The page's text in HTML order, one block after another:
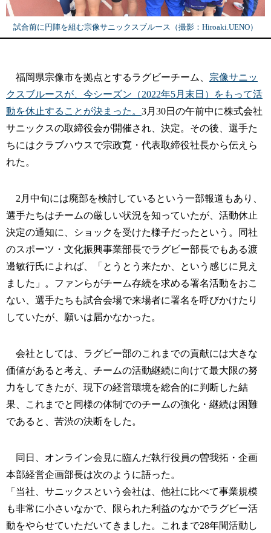
試合前に円陣を組む宗像サニックスブルース（撮影：Hiroaki.UENO）
福岡県宗像市を拠点とするラグビーチーム、 宗像サニッ
クスブルースが、今シーズン（2022年5月末日）をもって活
動を休止することが決まった。 3月30日の午前中に株式会社
サニックスの取締役会が開催され、決定。その後、選手た
ちにはクラブハウスで宗政寛・代表取締役社長から伝えら
れた。
2月中旬には廃部を検討しているという一部報道もあり、
選手たちはチームの厳しい状況を知っていたが、活動休止
決定の通知に、ショックを受けた様子だったという。同社
のスポーツ・文化振興事業部長でラグビー部長でもある渡
邊敏行氏によれば、「とうとう来たか、という感じに見え
ました」。ファンらがチーム存続を求める署名活動をおこ
ない、選手たちも試合会場で来場者に署名を呼びかけたり
していたが、願いは届かなかった。
会社としては、ラグビー部のこれまでの貢献には大きな
価値があると考え、チームの活動継続に向けて最大限の努
力をしてきたが、現下の経営環境を総合的に判断した結
果、これまでと同様の体制でのチームの強化・継続は困難
であると、苦渋の決断をした。
同日、オンライン会見に臨んだ執行役員の曽我拓・企画
本部経営企画部長は次のように語った。
「当社、サニックスという会社は、他社に比べて事業規模
も非常に小さいなかで、限られた利益のなかでラグビー活
動をやらせていただいてきました。これまで28年間活動し